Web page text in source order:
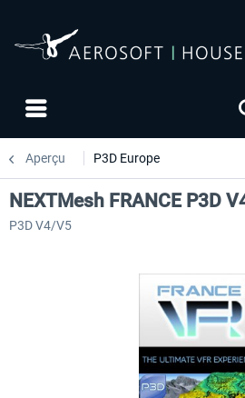
Aperçu P3D Europe
NEXTMesh FRANCE P3D
P3D V4/V5